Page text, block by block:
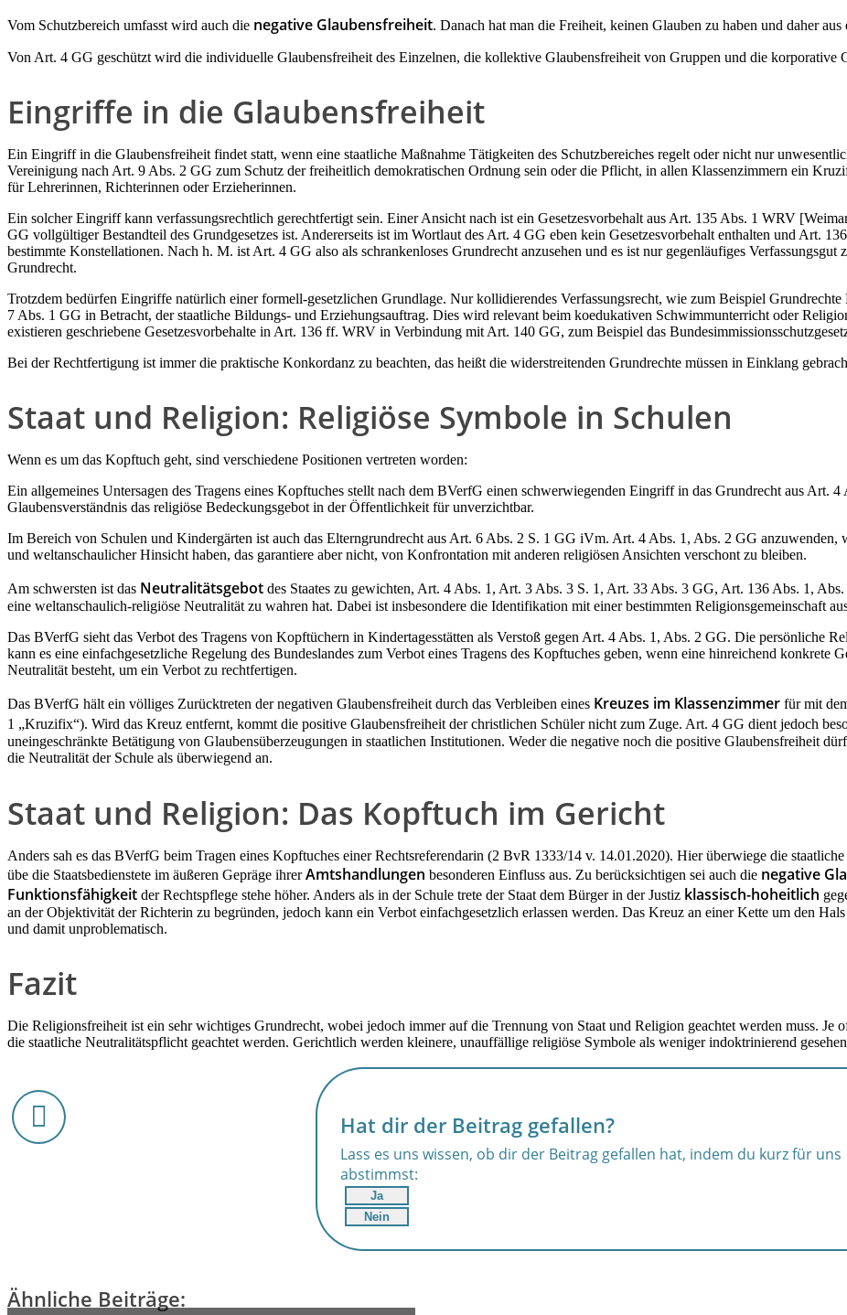
Vom Schutzbereich umfasst wird auch die negative Glaubensfreiheit. Danach hat man die Freiheit, keinen Glauben zu haben und daher
Von Art. 4 GG geschützt wird die individuelle Glaubensfreiheit des Einzelnen, die kollektive Glaubensfreiheit von Gruppen und die korporative
Eingriffe in die Glaubensfreiheit
Ein Eingriff in die Glaubensfreiheit findet statt, wenn eine staatliche Maßnahme Tätigkeiten des Schutzbereiches regelt oder nicht nur
Vereinigung nach Art. 9 Abs. 2 GG zum Schutz der freiheitlich demokratischen Ordnung sein oder die Pflicht, in allen Klassenzimmern ein
für Lehrerinnen, Richterinnen oder Erzieherinnen.
Ein solcher Eingriff kann verfassungsrechtlich gerechtfertigt sein. Einer Ansicht nach ist ein Gesetzesvorbehalt aus Art. 135 Abs. 1 WRV
GG vollgültiger Bestandteil des Grundgesetzes ist. Andererseits ist im Wortlaut des Art. 4 GG eben kein Gesetzesvorbehalt enthalten und Art.
bestimmte Konstellationen. Nach h. M. ist Art. 4 GG also als schrankenloses Grundrecht anzusehen und es ist nur gegenläufiges Verfassungsgut
Grundrecht.
Trotzdem bedürfen Eingriffe natürlich einer formell-gesetzlichen Grundlage. Nur kollidierendes Verfassungsrecht, wie zum Beispiel
7 Abs. 1 GG in Betracht, der staatliche Bildungs- und Erziehungsauftrag. Dies wird relevant beim koedukativen Schwimmunterricht oder
existieren geschriebene Gesetzesvorbehalte in Art. 136 ff. WRV in Verbindung mit Art. 140 GG, zum Beispiel das
Bei der Rechtfertigung ist immer die praktische Konkordanz zu beachten, das heißt die widerstreitenden Grundrechte müssen in Einklang
Staat und Religion: Religiöse Symbole in Schulen
Wenn es um das Kopftuch geht, sind verschiedene Positionen vertreten worden:
Ein allgemeines Untersagen des Tragens eines Kopftuches stellt nach dem BVerfG einen schwerwiegenden Eingriff in das Grundrecht aus Art.
Glaubensverständnis das religiöse Bedeckungsgebot in der Öffentlichkeit für unverzichtbar.
Im Bereich von Schulen und Kindergärten ist auch das Elterngrundrecht aus Art. 6 Abs. 2 S. 1 GG iVm. Art. 4 Abs. 1, Abs. 2 GG anzuwenden,
und weltanschaulicher Hinsicht haben, das garantiere aber nicht, von Konfrontation mit anderen religiösen Ansichten verschont zu bleiben.
Am schwersten ist das Neutralitätsgebot des Staates zu gewichten, Art. 4 Abs. 1, Art. 3 Abs. 3 S. 1, Art. 33 Abs. 3 GG, Art. 136 Abs. 1,
eine weltanschaulich-religiöse Neutralität zu wahren hat. Dabei ist insbesondere die Identifikation mit einer bestimmten Religionsgemeinschaft
Das BVerfG sieht das Verbot des Tragens von Kopftüchern in Kindertagesstätten als Verstoß gegen Art. 4 Abs. 1, Abs. 2 GG. Die persönliche
kann es eine einfachgesetzliche Regelung des Bundeslandes zum Verbot eines Tragens des Kopftuches geben, wenn eine hinreichend konkrete
Neutralität besteht, um ein Verbot zu rechtfertigen.
Das BVerfG hält ein völliges Zurücktreten der negativen Glaubensfreiheit durch das Verbleiben eines Kreuzes im Klassenzimmer für mit
1 „Kruzifix“). Wird das Kreuz entfernt, kommt die positive Glaubensfreiheit der christlichen Schüler nicht zum Zuge. Art. 4 GG dient jedoch
uneingeschränkte Betätigung von Glaubensüberzeugungen in staatlichen Institutionen. Weder die negative noch die positive Glaubensfreiheit
die Neutralität der Schule als überwiegend an.
Staat und Religion: Das Kopftuch im Gericht
Anders sah es das BVerfG beim Tragen eines Kopftuches einer Rechtsreferendarin (2 BvR 1333/14 v. 14.01.2020). Hier überwiege die
übe die Staatsbedienstete im äußeren Gepräge ihrerAmtshandlungen besonderen Einfluss aus. Zu berücksichtigen sei auch die negative
Funktionsfähigkeit der Rechtspflege stehe höher. Anders als in der Schule trete der Staat dem Bürger in der Justiz klassisch-hoheitlich
an der Objektivität der Richterin zu begründen, jedoch kann ein Verbot einfachgesetzlich erlassen werden. Das Kreuz an einer Kette um den
und damit unproblematisch.
Fazit
Die Religionsfreiheit ist ein sehr wichtiges Grundrecht, wobei jedoch immer auf die Trennung von Staat und Religion geachtet werden muss. Je
die staatliche Neutralitätspflicht geachtet werden. Gerichtlich werden kleinere, unauffällige religiöse Symbole als weniger indoktrinierend gesehen
Hat dir der Beitrag gefallen?
Lass es uns wissen, ob dir der Beitrag gefallen hat, indem du kurz für uns
abstimmst:
Ja
Nein
Ähnliche Beiträge: